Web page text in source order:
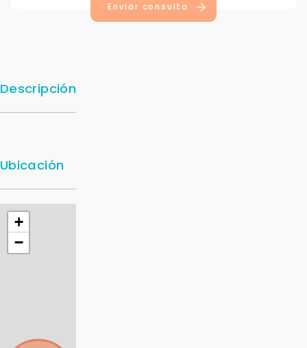
Enviar consulta
Descripción
Ubicación
+
−